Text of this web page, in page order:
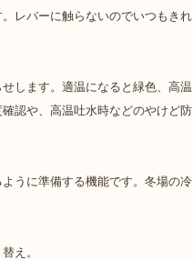
レバーに触らないのでいつもきれ
します。適温になると緑色、高温
認や、高温吐水時などのやけど防
うに準備する機能です。冬場の冷
え。